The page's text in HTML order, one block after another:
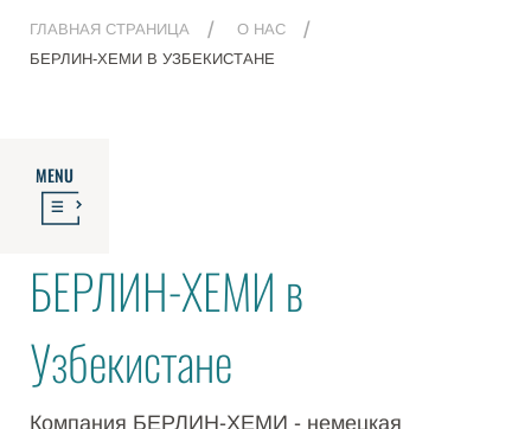
ГЛАВНАЯ СТРАНИЦА
О НАС
БЕРЛИН-ХЕМИ В УЗБЕКИСТАНЕ
MENU
БЕРЛИН-ХЕМИ в
Узбекистане
Компания БЕРЛИН-ХЕМИ - немецкая